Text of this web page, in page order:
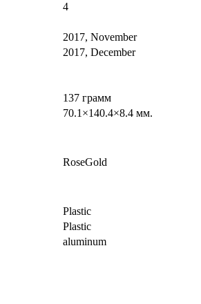
4
2017, November
2017, December
137 грамм
70.1×140.4×8.4 мм.
RoseGold
Plastic
Plastic
aluminum